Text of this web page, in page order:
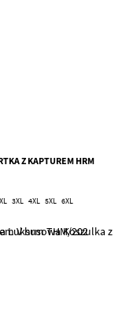
Z KAPTUREM HRM
3XL 4XL 5XL 6XL